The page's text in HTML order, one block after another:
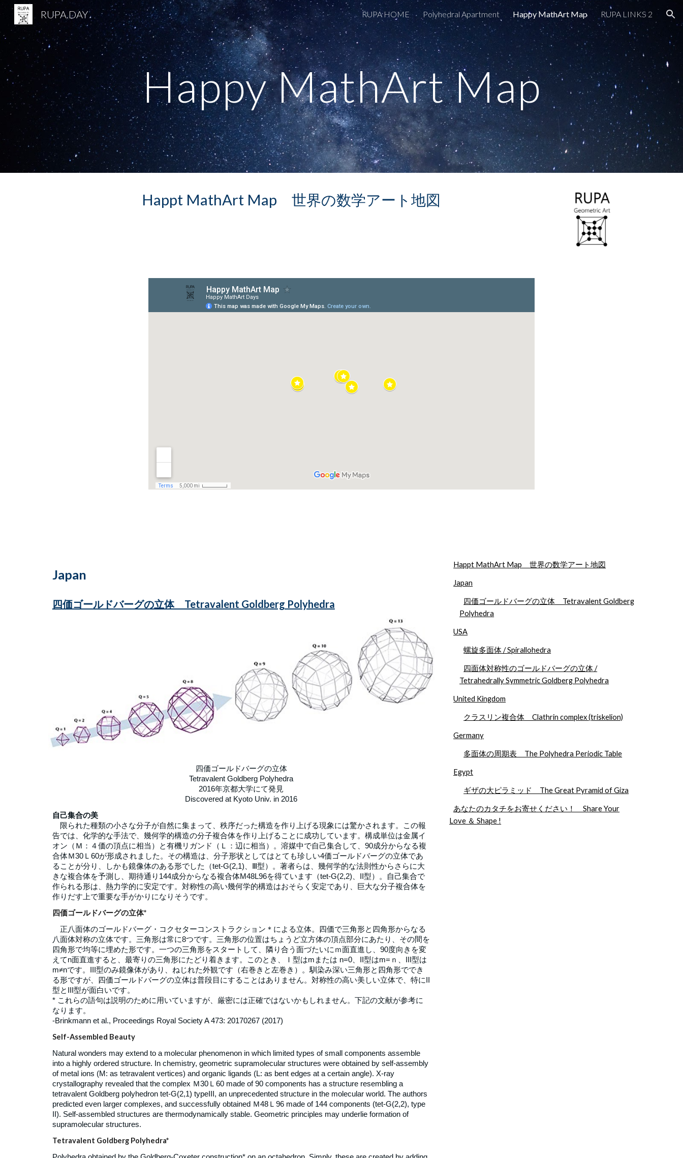
Skip to main content Skip to navigation
RUPA.DAY RUPA HOME Polyhedral Apartment Happy MathArt Map RUPA LINKS 2
Happy MathArt Map
Happt MathArt Map 世界の数学アート地図
Japan
四価ゴールドバーグの立体 Tetravalent Goldberg Polyhedra
四価ゴールドバーグの立体
Tetravalent Goldberg Polyhedra
2016年京都大学にて発見
Discovered at Kyoto Univ. in 2016
自己集合の美
限られた種類の小さな分子が自然に集まって、秩序だった構造を作り上げる現象には驚かされます。この報
告では、化学的な手法で、幾何学的構造の分子複合体を作り上げることに成功しています。構成単位は金属イ
オン（Ｍ：４価の頂点に相当）と有機リガンド（Ｌ：辺に相当）。溶媒中で自己集合して、90成分からなる複
合体Ｍ30Ｌ60が形成されました。その構造は、分子形状としてはとても珍しい4価ゴールドバーグの立体であ
ることが分り、しかも鏡像体のある形でした（tet-G(2,1)、Ⅲ型）。著者らは、幾何学的な法則性からさらに大
きな複合体を予測し、期待通り144成分からなる複合体M48L96を得ています（tet-G(2,2)、II型）。自己集合で
作られる形は、熱力学的に安定です。対称性の高い幾何学的構造はおそらく安定であり、巨大な分子複合体を
作りだす上で重要な手がかりになりそうです。
四価ゴールドバーグの立体*
正八面体のゴールドバーグ・コクセターコンストラクション＊による立体。四価で三角形と四角形からなる
八面体対称の立体です。三角形は常に8つです。三角形の位置はちょうど立方体の頂点部分にあたり、その間を
四角形で均等に埋めた形です。一つの三角形をスタートして、隣り合う面づたいにｍ面直進し、90度向きを変
えてn面直進すると、最寄りの三角形にたどり着きます。このとき、Ｉ型はmまたは n=0、II型はm=ｎ、III型は
m≠nです。III型のみ鏡像体があり、ねじれた外観です（右巻きと左巻き）。馴染み深い三角形と四角形ででき
る形ですが、四価ゴールドバーグの立体は普段目にすることはありません。対称性の高い美しい立体で、特にII
型とIII型が面白いです。
* これらの語句は説明のために用いていますが、厳密には正確ではないかもしれません。下記の文献が参考に
なります。
-Brinkmann et al., Proceedings Royal Society A 473: 20170267 (2017)
Self-Assembled Beauty
Natural wonders may extend to a molecular phenomenon in which limited types of small components assemble
into a highly ordered structure. In chemistry, geometric supramolecular structures were obtained by self-assembly
of metal ions (M: as tetravalent vertices) and organic ligands (L: as bent edges at a certain angle). X-ray
crystallography revealed that the complex Ｍ30Ｌ60 made of 90 components has a structure resembling a
tetravalent Goldberg polyhedron tet-G(2,1) typeIII, an unprecedented structure in the molecular world. The authors
predicted even larger complexes, and successfully obtained Ｍ48Ｌ96 made of 144 components (tet-G(2,2), type
II). Self-assembled structures are thermodynamically stable. Geometric principles may underlie formation of
supramolecular structures.
Tetravalent Goldberg Polyhedra*
Happt MathArt Map 世界の数学アート地図
Japan
四価ゴールドバーグの立体 Tetravalent Goldberg
Polyhedra
USA
螺旋多面体 / Spirallohedra
四面体対称性のゴールドバーグの立体 /
Tetrahedrally Symmetric Goldberg Polyhedra
United Kingdom
クラスリン複合体 Clathrin complex (triskelion)
Germany
多面体の周期表 The Polyhedra Periodic Table
Egypt
ギザの大ピラミッド The Great Pyramid of Giza
あなたのカタチをお寄せください！ Share Your
Love ＆ Shape !